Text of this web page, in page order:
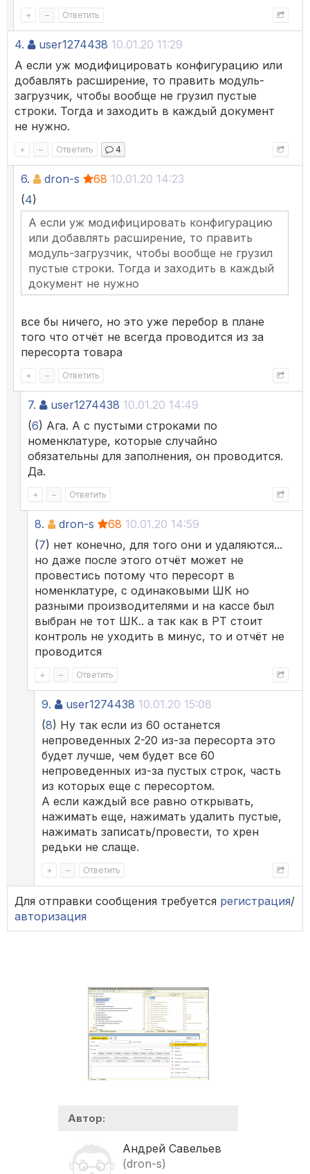
+ – Ответить
4. user1274438 10.01.20 11:29
А если уж модифицировать конфигурацию или
добавлять расширение, то править модуль-
загрузчик, чтобы вообще не грузил пустые
строки. Тогда и заходить в каждый документ
не нужно.
+ – Ответить 4
6. dron-s 68 10.01.20 14:23
(4)
А если уж модифицировать конфигурацию
или добавлять расширение, то править
модуль-загрузчик, чтобы вообще не грузил
пустые строки. Тогда и заходить в каждый
документ не нужно
все бы ничего, но это уже перебор в плане
того что отчёт не всегда проводится из за
пересорта товара
+ – Ответить
7. user1274438 10.01.20 14:49
(6) Ага. А с пустыми строками по
номенклатуре, которые случайно
обязательны для заполнения, он проводится.
Да.
+ – Ответить
8. dron-s 68 10.01.20 14:59
(7) нет конечно, для того они и удаляются...
но даже после этого отчёт может не
провестись потому что пересорт в
номенклатуре, с одинаковыми ШК но
разными производителями и на кассе был
выбран не тот ШК.. а так как в РТ стоит
контроль не уходить в минус, то и отчёт не
проводится
+ – Ответить
9. user1274438 10.01.20 15:08
(8) Ну так если из 60 останется
непроведенных 2-20 из-за пересорта это
будет лучше, чем будет все 60
непроведенных из-за пустых строк, часть
из которых еще с пересортом.
А если каждый все равно открывать,
нажимать еще, нажимать удалить пустые,
нажимать записать/провести, то хрен
редьки не слаще.
+ – Ответить
Для отправки сообщения требуется регистрация/
авторизация
Автор:
Андрей Савельев
(dron-s)